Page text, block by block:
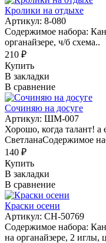
Кролики на отдыхе
Артикул: 8-080
Содержимое набора:
органайзере, ч/б схема..
210 ₽
Купить
В закладки
В сравнение
Сочиняю на досуге
Артикул: ШМ-007
Хорошо, когда талант! а
СветланаСодержимое
140 ₽
Купить
В закладки
В сравнение
Краски осени
Артикул: CH-50769
Содержимое набора:
на органайзере, 2 иглы,